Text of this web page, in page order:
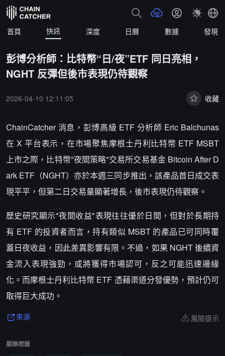
首頁 快訊 深度 日曆 數據 發現
彭博分析師：比特幣“日/夜”ETF 同日亮相，
NGHT 反彈但後市表現仍待觀察
2026-04-10 12:11:05 收藏
ChainCatcher 消息，彭博高級 ETF 分析師 Eric Balchunas
在 X 平台表示，在市場聚焦摩根士丹利比特幣 ETF MSBT
上市之際，比特幣"夜間策略"交易所交易基金 Bitcoin After D
ark ETF（NGHT）亦於本週三同步推出，該產品首日成交表
現平平，但第二日交易量顯著增長，後市表現仍待觀察。
歷史研究顯示"夜間收益"表現往往優於日間，但對於長期持
有 ETF 的投資者而言，持有類似 MSBT 的產品已可同時覆
蓋日夜收益，因此差異影響有限。不過，如果 NGHT 後續資
金流入表現強勁，或將獲得市場認可，反之可能迅速邊緣
化。而摩根士丹利比特幣 ETF 憑藉渠道分發優勢，預計仍可
取得巨大成功。
來源 風險提示
關聯標籤